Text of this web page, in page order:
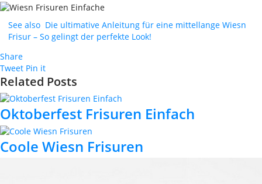
See also Die ultimative Anleitung für eine mittellange Wiesn
Frisur – So gelingt der perfekte Look!
Share
Tweet Pin it
Related Posts
Oktoberfest Frisuren Einfach
Coole Wiesn Frisuren